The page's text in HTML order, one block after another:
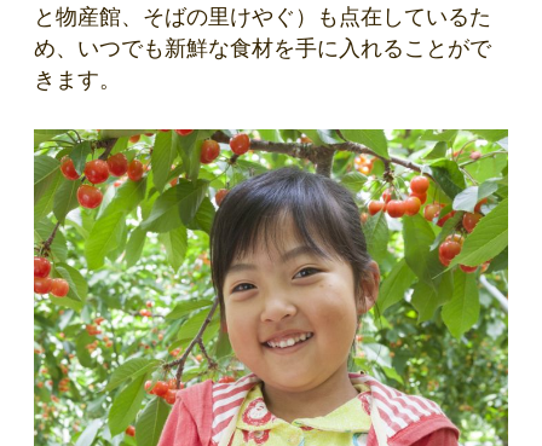
と物産館、そばの里けやぐ）も点在しているた
め、いつでも新鮮な食材を手に入れることがで
きます。